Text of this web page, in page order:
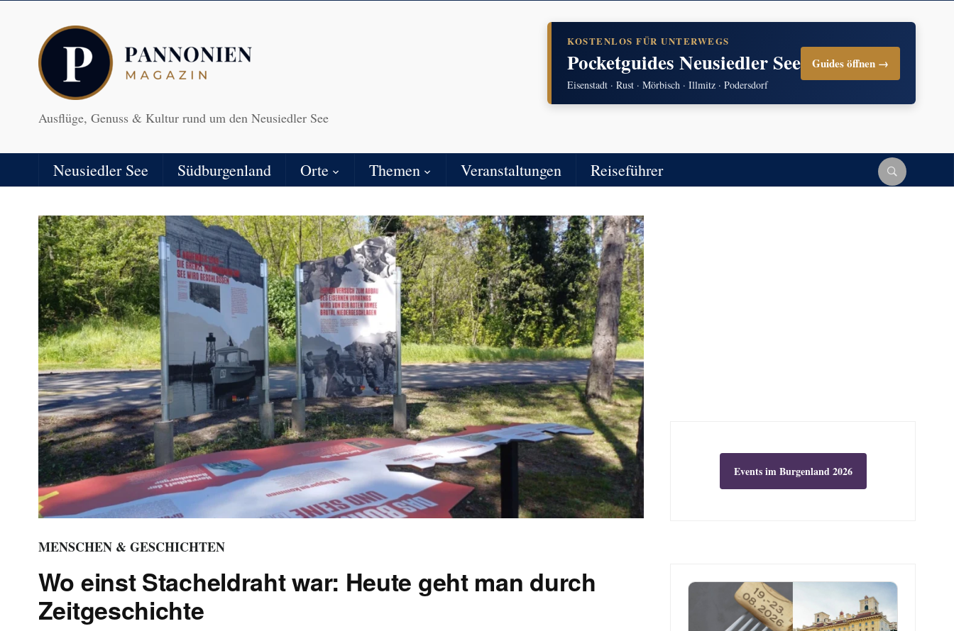
Ausflüge, Genuss & Kultur rund um den Neusiedler See
KOSTENLOS FÜR UNTERWEGS
Pocketguides Neusiedler See
Eisenstadt · Rust · Mörbisch · Illmitz · Podersdorf
Guides öffnen →
Neusiedler See Südburgenland Orte Themen Veranstaltungen Reiseführer
MENSCHEN & GESCHICHTEN
Wo einst Stacheldraht war: Heute geht man durch
Zeitgeschichte
Events im Burgenland 2026